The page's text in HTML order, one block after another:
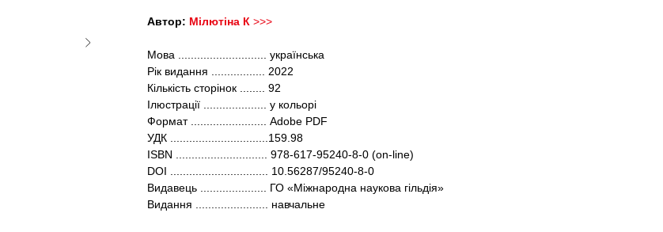
Автор: Мілютіна К >>>
Мова ............................ українська
Рік видання ................. 2022
Кількість сторінок ........ 92
Ілюстрації .................... у кольорі
Формат ........................ Adobe PDF
УДК ...............................159.98
ISBN ............................. 978-617-95240-8-0 (оn-line)
DOI ............................... 10.56287/95240-8-0
Видавець ..................... ГО «Міжнародна наукова гільдія»
Видання ....................... навчальне